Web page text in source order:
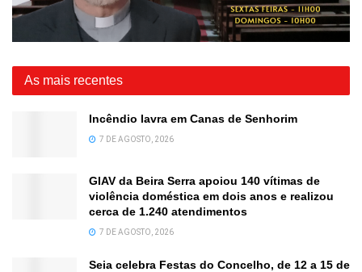
As mais recentes
Incêndio lavra em Canas de Senhorim
7 DE AGOSTO, 2026
GIAV da Beira Serra apoiou 140 vítimas de
violência doméstica em dois anos e realizou
cerca de 1.240 atendimentos
7 DE AGOSTO, 2026
Seia celebra Festas do Concelho, de 12 a 15 de